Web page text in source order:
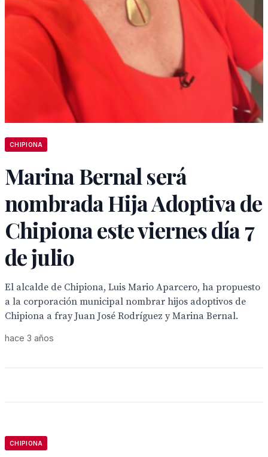
CHIPIONA
Marina Bernal será
nombrada Hija Adoptiva de
Chipiona este viernes día 7
de julio
El alcalde de Chipiona, Luis Mario Aparcero, ha propuesto
a la corporación municipal nombrar hijos adoptivos de
Chipiona a fray Juan José Rodríguez y Marina Bernal.
hace 3 años
CHIPIONA